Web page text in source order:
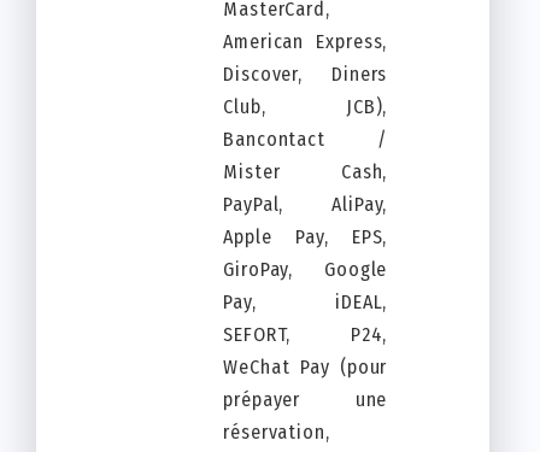
MasterCard,
American Express,
Discover, Diners
Club, JCB),
Bancontact /
Mister Cash,
PayPal, AliPay,
Apple Pay, EPS,
GiroPay, Google
Pay, iDEAL,
SEFORT, P24,
WeChat Pay (pour
prépayer une
réservation,